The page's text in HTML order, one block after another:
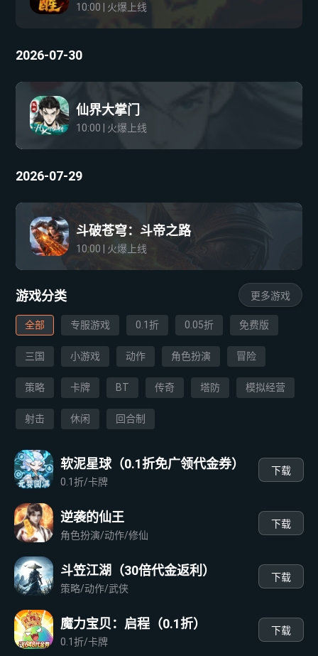
10:00 | 火爆上线
2026-07-30
仙界大掌门
10:00 | 火爆上线
2026-07-29
斗破苍穹：斗帝之路
10:00 | 火爆上线
游戏分类 更多游戏
全部 专服游戏 0.1折 0.05折 免费版
三国 小游戏 动作 角色扮演 冒险
策略 卡牌 BT 传奇 塔防 模拟经营
射击 休闲 回合制
软泥星球（0.1折免广领代金券）
0.1折/卡牌
下载
逆袭的仙王
角色扮演/动作/修仙
下载
斗笠江湖（30倍代金返利）
策略/动作/武侠
下载
魔力宝贝：启程（0.1折）
0.1折/卡牌
下载